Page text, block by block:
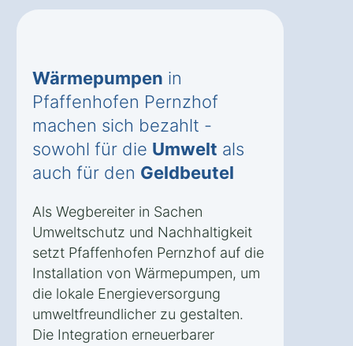
Wärmepumpen in
Pfaffenhofen Pernzhof
machen sich bezahlt -
sowohl für die Umwelt als
auch für den Geldbeutel
Als Wegbereiter in Sachen
Umweltschutz und Nachhaltigkeit
setzt Pfaffenhofen Pernzhof auf die
Installation von Wärmepumpen, um
die lokale Energieversorgung
umweltfreundlicher zu gestalten.
Die Integration erneuerbarer